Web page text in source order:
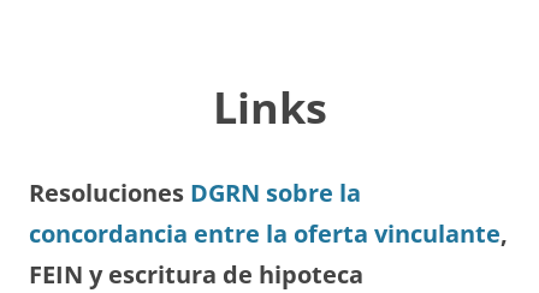
Links
Resoluciones DGRN sobre la
concordancia entre la oferta vinculante,
FEIN y escritura de hipoteca